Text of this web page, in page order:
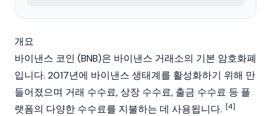
개요
바이낸스 코인 (BNB)은 바이낸스 거래소의 기본 암호화폐
입니다. 2017년에 바이낸스 생태계를 활성화하기 위해 만
들어졌으며 거래 수수료, 상장 수수료, 출금 수수료 등 플
랫폼의 다양한 수수료를 지불하는 데 사용됩니다. [4]